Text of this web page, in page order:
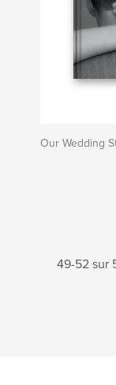
Our Wedding
49-52 sur